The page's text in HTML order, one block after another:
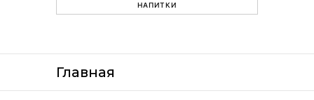
НАПИТКИ
Главная